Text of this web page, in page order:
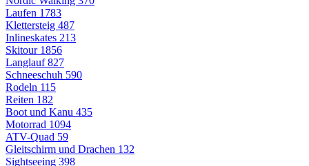
Laufen 1783
Klettersteig 487
Inlineskates 213
Skitour 1856
Langlauf827
Schneeschuh 590
Rodeln 115
Reiten 182
Boot und Kanu 435
Motorrad 1094
ATV-Quad 59
Gleitschirm und Drachen 132
Sightseeing 398